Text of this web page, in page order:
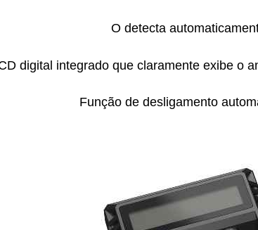
O detecta
digital integrado que claramente exibe o
Função de desligamento